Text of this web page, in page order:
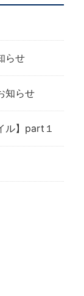
らせ
知らせ
ル】part１